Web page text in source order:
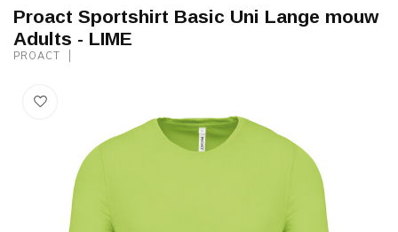
Proact Sportshirt Basic Uni Lange mouw
Adults - LIME
PROACT